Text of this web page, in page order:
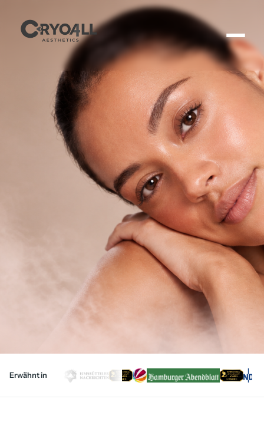
Erwähnt in